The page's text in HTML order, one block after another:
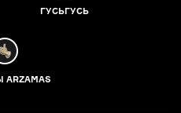
ГУСЬГУСЬ